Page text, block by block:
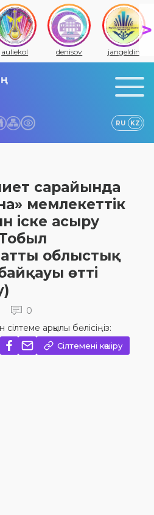
auliekol denisov jangeldin
RU KZ
сарайында
мемлекеттік
іске асыру
облыстық
өтті
0
арқылы бөлісіңіз:
Сілтемені көшіру